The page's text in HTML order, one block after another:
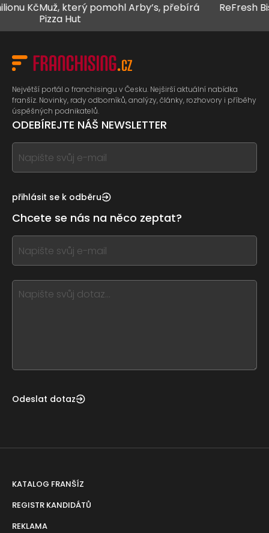
Kč Muž, který pomohl Arby’s, přebírá
Pizza Hut
ReFresh
Největší portál o franchisingu v Česku. Nejširší aktuální nabídka
franšíz. Novinky, rady odborníků, analýzy, články, rozhovory i příběhy
úspěšných podnikatelů.
ODEBÍREJTE NÁŠ NEWSLETTER
If
you
this,
this
form
field
blank
přihlásit se k odběru
Chcete se nás na něco zeptat?
If
you
this,
leave
Odeslat dotaz
KATALOG FRANŠÍZ
REGISTR KANDIDÁTŮ
REKLAMA